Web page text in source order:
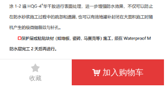
끄
收藏
낙 加入购物车